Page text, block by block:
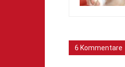
6 Kommentare